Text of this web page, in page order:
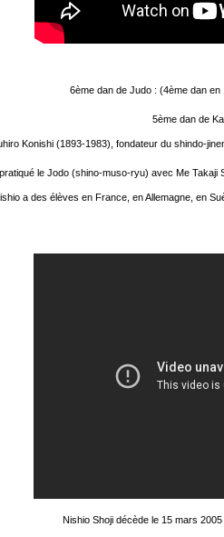
6ème dan de Judo : (4ème dan en
5ème dan de
Konishi (1893-1983), fondateur du shindo-
le Jodo (shino-muso-ryu) avec Me Takaji
a des élèves en France, en Allemagne, en
Nishio Shoji décède le 15 mars